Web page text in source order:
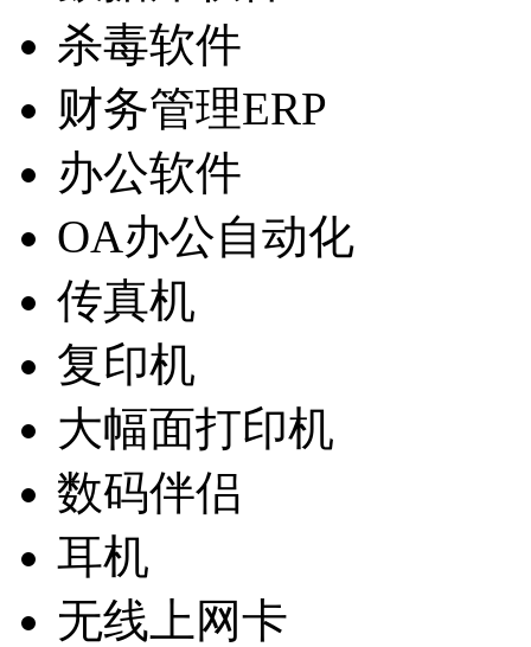
杀毒软件
财务管理ERP
办公软件
OA办公自动化
传真机
复印机
大幅面打印机
数码伴侣
耳机
无线上网卡